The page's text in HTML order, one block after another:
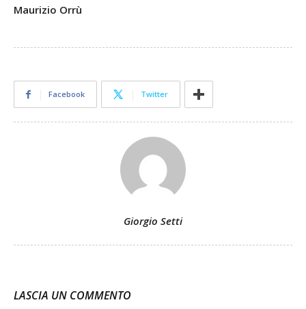
Maurizio Orrù
Facebook Twitter
Giorgio Setti
LASCIA UN COMMENTO